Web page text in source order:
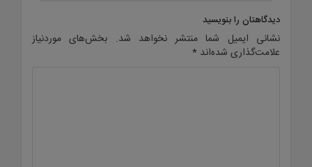
دیدگاهتان را بنویسید
نشانی ایمیل شما منتشر نخواهد شد. بخش‌های موردنیاز
علامت‌گذاری شده‌اند *